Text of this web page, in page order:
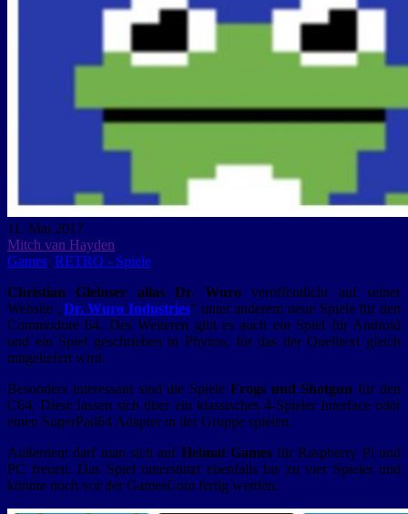
11. Mai 2017
Mitch van Hayden
Games, RETRO - Spiele
Christian Gleinser alias Dr. Wuro veröffentlicht auf seiner
Website „Dr. Wuro Industries“ unter anderem neue Spiele für den
Commodore 64. Des Weiteren gibt es auch ein Spiel für Android
und ein Spiel geschrieben in Phyton, für das der Quelltext gleich
mitgeliefert wird.
Besonders interessant sind die Spiele Frogs und Shotgun für den
C64. Diese lassen sich über ein klassisches 4-Spieler Interface oder
einen SuperPad64 Adapter in der Gruppe spielen.
Außerdem darf man sich auf Heimat Gamesfür Raspberry Pi und
PC freuen. Das Spiel unterstützt ebenfalls bis zu vier Spieler und
könnte noch vor der GamesCom fertig werden.